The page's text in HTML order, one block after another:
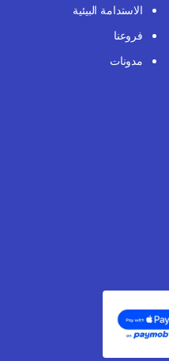
الاستدامة البيئية
فروعنا
مدونات
Apple Pay